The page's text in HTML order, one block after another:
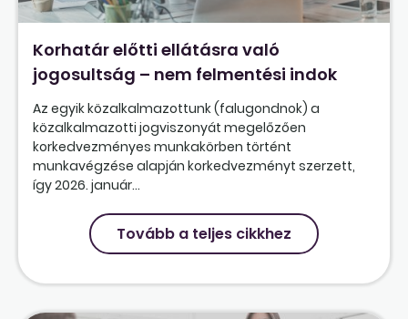
Korhatár előtti ellátásra való
jogosultság – nem felmentési indok
Az egyik közalkalmazottunk (falugondnok) a
közalkalmazotti jogviszonyát megelőzően
korkedvezményes munkakörben történt
munkavégzése alapján korkedvezményt szerzett,
így 2026. január...
Tovább a teljes cikkhez